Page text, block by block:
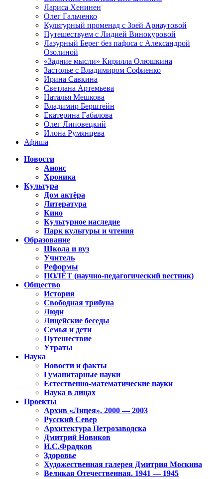
Лариса Хенинен
Олег Гальченко
Культурный променад с Зоей Арнаутовой
Путешествуем с Лидией Винокуровой
Лазурный Берег без пафоса с Александрой
Озолиной
«Задние мысли» Кирилла Олюшкина
Застолье с Владимиром Софиенко
Ирина Савкина
Светлана Артемьева
Наталья Мешкова
Владимир Берштейн
Екатерина Габалова
Олег Липовецкий
Илона Румянцева
Афиша
Новости
Анонс
Хроника
Культура
Дом актёра
Литература
Кино
Культурное наследие
Парк культуры и чтения
Образование
Школа и вуз
Учитель
Реформы
ПОЛЁТ (научно-педагогический вестник)
Общество
История
Свободная трибуна
Люди
Лицейские беседы
Семья и дети
Путешествие
Утраты
Наука
Новости и факты
Гуманитарные науки
Естественно-математические науки
Наука в лицах
Проекты
Архив «Лицея». 2000 — 2003
Русский Север
Архитектура Петрозаводска
Дмитрий Новиков
И.С.Фрадков
Здоровье
Художественная галерея Дмитрия Москина
Великая Отечественная. 1941 — 1945